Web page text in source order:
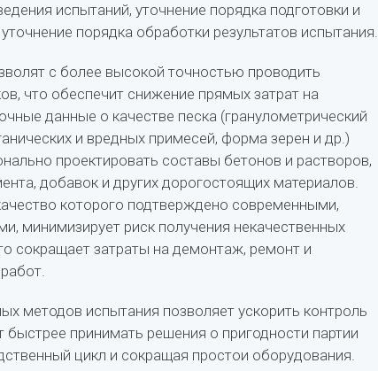
испытаний, уточнение порядка подготовки и
порядка обработки результатов испытания.
с более высокой точностью проводить
что обеспечит снижение прямых затрат на
данные о качестве песка (гранулометрический
и вредных примесей, форма зерен и др.)
проектировать составы бетонов и растворов,
добавок и других дорогостоящих материалов.
которого подтверждено современными,
минимизирует риск получения некачественных
сокращает затраты на демонтаж, ремонт и
методов испытания позволяет ускорить контроль
быстрее принимать решения о пригодности партии
цикл и сокращая простои оборудования.